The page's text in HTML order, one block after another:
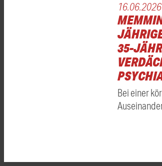
16.06.2026
35-
Bei einer